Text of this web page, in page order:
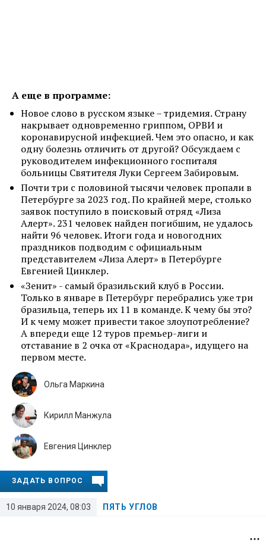
А еще в программе:
Новое слово в русском языке – тридемия. Страну
накрывает одновременно гриппом, ОРВИ и
коронавирусной инфекцией. Чем это опасно, и как
одну болезнь отличить от другой? Обсуждаем с
руководителем инфекционного госпиталя
больницы Святителя Луки Сергеем Забировым.
Почти три с половиной тысячи человек пропали в
Петербурге за 2023 год. По крайней мере, столько
заявок поступило в поисковый отряд «Лиза
Алерт». 231 человек найден погибшим, не удалось
найти 96 человек. Итоги года и новогодних
праздников подводим с официальным
представителем «Лиза Алерт» в Петербурге
Евгенией Цинклер.
«Зенит» - самый бразильский клуб в России.
Только в январе в Петербург перебрались уже три
бразильца, теперь их 11 в команде. К чему бы это?
И к чему может привести такое злоупотребление?
А впереди еще 12 туров премьер-лиги и
отставание в 2 очка от «Краснодара», идущего на
первом месте.
10 января 2024, 08:03 ПЯТЬ УГЛОВ
Ольга Маркина
Кирилл Манжула
Евгения Цинклер
ЗАДАТЬ ВОПРОС